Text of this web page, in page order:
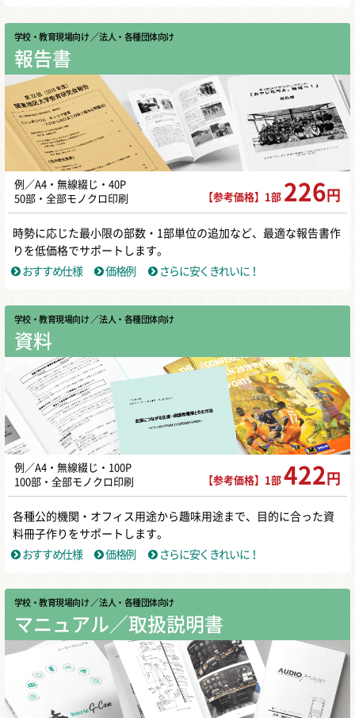
学校・教育現場向け ／ 法人・各種団体向け
報告書
例／A4・無線綴じ・40P
50部・全部モノクロ印刷
【参考価格】1部 226 円
時勢に応じた最小限の部数・1部単位の追加など、最適な報告書作
りを低価格でサポートします。
おすすめ仕様
価格例 さらに安くきれいに！
学校・教育現場向け ／ 法人・各種団体向け
資料
例／A4・無線綴じ・100P
100部・全部モノクロ印刷
【参考価格】1部 422 円
各種公的機関・オフィス用途から趣味用途まで、目的に合った資
料冊子作りをサポートします。
おすすめ仕様
価格例 さらに安くきれいに！
学校・教育現場向け ／ 法人・各種団体向け
マニュアル／取扱説明書